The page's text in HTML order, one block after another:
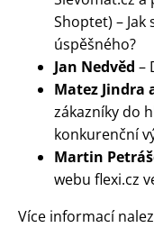
Shoptet) –
úspěšného?
Jan Nedvěd –
Matez Jindra
zákazníky do
konkurenční
Martin
webu flexi.cz
Více informací